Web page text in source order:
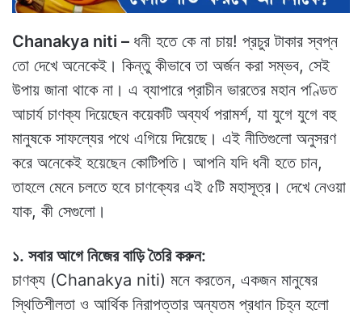
Chanakya niti – ধনী হতে কে না চায়! প্রচুর টাকার স্বপ্ন
তো দেখে অনেকেই। কিন্তু কীভাবে তা অর্জন করা সম্ভব, সেই
উপায় জানা থাকে না। এ ব্যাপারে প্রাচীন ভারতের মহান পণ্ডিত
আচার্য চাণক্য দিয়েছেন কয়েকটি অব্যর্থ পরামর্শ, যা যুগে যুগে বহু
মানুষকে সাফল্যের পথে এগিয়ে দিয়েছে। এই নীতিগুলো অনুসরণ
করে অনেকেই হয়েছেন কোটিপতি। আপনি যদি ধনী হতে চান,
তাহলে মেনে চলতে হবে চাণক্যের এই ৫টি মহাসূত্র। দেখে নেওয়া
যাক, কী সেগুলো।
১. সবার আগে নিজের বাড়ি তৈরি করুন:
চাণক্য (Chanakya niti) মনে করতেন, একজন মানুষের
স্থিতিশীলতা ও আর্থিক নিরাপত্তার অন্যতম প্রধান চিহ্ন হলো